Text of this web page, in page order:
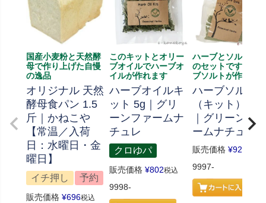
国産小麦粉と天然酵
母で作り上げた自慢
の逸品
オリジナル 天然
酵母食パン 1.5
斤｜かねこや
【常温／入荷
日：水曜日・金
曜日】
イチ押し 予約
販売価格 ¥696税込
このキットとオリー
ブオイルでハーブオ
イルが作れます
ハーブオイルキ
ット 5g｜グリ
ーンファームナ
チュレ
クロゆパ
販売価格 ¥802税込
9998-
ハーブとソルト、
のセットです、ハ
ブソルトが作れま
ハーブソルト
（キット） 70g
｜グリーンフ
ームナチュレ
販売価格 ¥926
9997-